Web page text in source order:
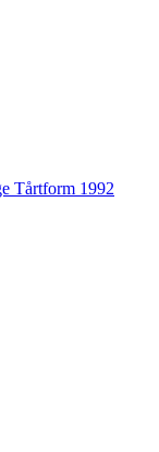
Tårtform 1992